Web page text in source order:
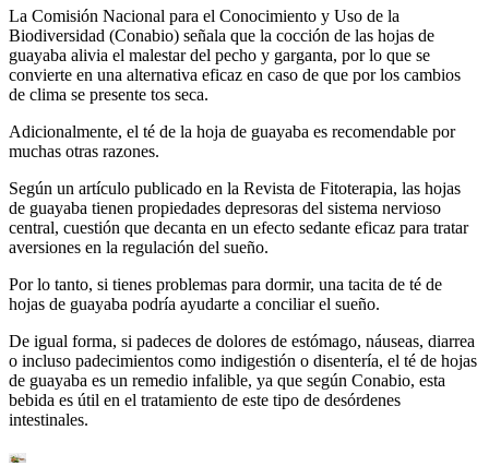
La Comisión Nacional para el Conocimiento y Uso de la
Biodiversidad (Conabio) señala que la cocción de las hojas de
guayaba alivia el malestar del pecho y garganta, por lo que se
convierte en una alternativa eficaz en caso de que por los cambios
de clima se presente tos seca.
Adicionalmente, el té de la hoja de guayaba es recomendable por
muchas otras razones.
Según un artículo publicado en la Revista de Fitoterapia, las hojas
de guayaba tienen propiedades depresoras del sistema nervioso
central, cuestión que decanta en un efecto sedante eficaz para tratar
aversiones en la regulación del sueño.
Por lo tanto, si tienes problemas para dormir, una tacita de té de
hojas de guayaba podría ayudarte a conciliar el sueño.
De igual forma, si padeces de dolores de estómago, náuseas, diarrea
o incluso padecimientos como indigestión o disentería, el té de hojas
de guayaba es un remedio infalible, ya que según Conabio, esta
bebida es útil en el tratamiento de este tipo de desórdenes
intestinales.